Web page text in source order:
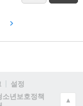
설정
소년보호정책
▲